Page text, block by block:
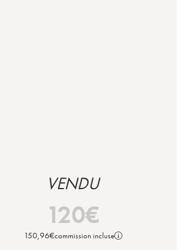
VENDU
120€
150,96€commission incluse